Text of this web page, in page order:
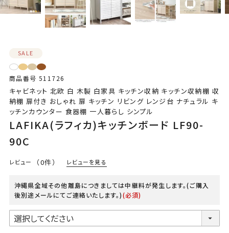
SALE
商品番号 511726
キャビネット 北欧 白 木製 白家具 キッチン収納 キッチン収納棚 収
納棚 扉付き おしゃれ 扉 キッチン リビング レンジ台 ナチュラル キ
ッチンカウンター 食器棚 一人暮らし シンプル
LAFIKA(ラフィカ)キッチンボード LF90-
90C
レビュー （0件） レビューを見る
沖縄県全域その他離島につきましては中継料が発生します。(ご購入
後別途メールにてご連絡いたします。)(必須)